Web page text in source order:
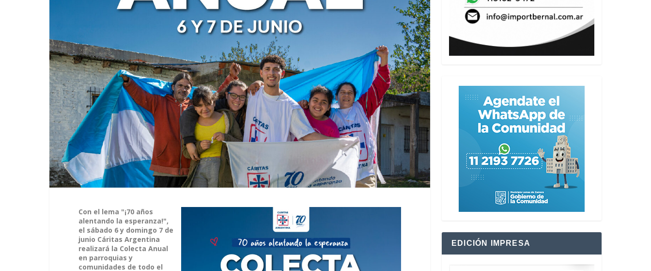
Con el lema "¡70 años
alentando la esperanza!",
el sábado 6 y domingo 7 de
junio Cáritas Argentina
realizará la Colecta Anual
en parroquias y
comunidades de todo el
EDICIÓN IMPRESA